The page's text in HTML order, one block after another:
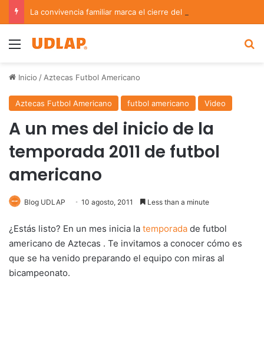
Menu
Inicio / Aztecas Futbol Americano
Aztecas Futbol Americano futbol americano Video
A un mes del inicio de la
temporada 2011 de futbol
americano
Blog UDLAP 10 agosto, 2011 Less than a minute
¿Estás listo? En un mes inicia la temporada de futbol
americano de Aztecas . Te invitamos a conocer cómo es
que se ha venido preparando el equipo con miras al
bicampeonato.